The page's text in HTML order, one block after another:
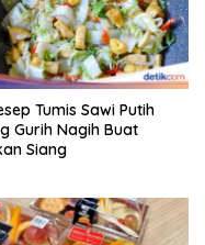
Tumis Sawi Putih
Gurih Nagih Buat
Siang